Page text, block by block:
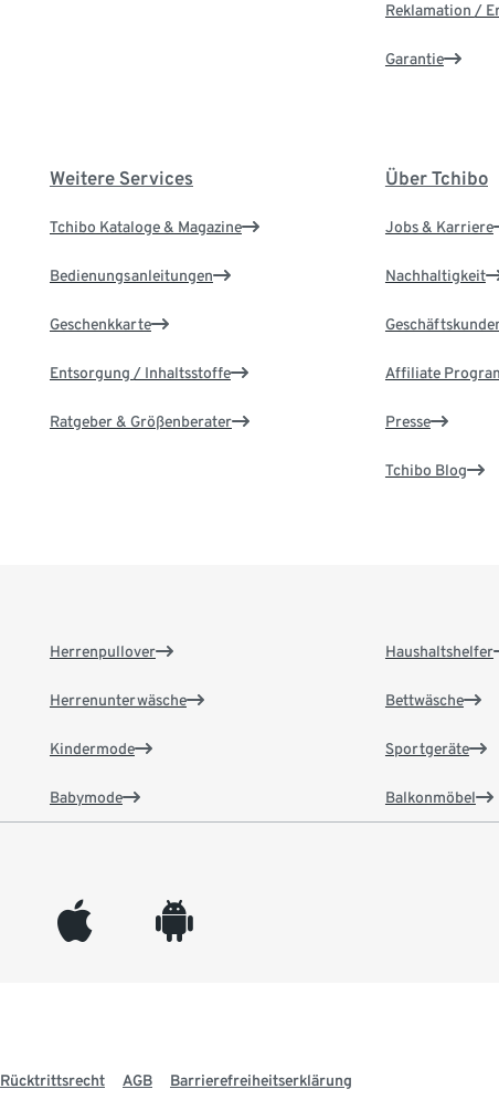
Reklamation /
Garantie
Weitere Services
Tchibo Kataloge & Magazine
Bedienungsanleitungen
Geschenkkarte
Entsorgung / Inhaltsstoffe
Ratgeber & Größenberater
Über Tchibo
Jobs & Karriere
Nachhaltigkeit
Affiliate
Presse
Tchibo Blog
Herrenpullover
Herrenunterwäsche
Kindermode
Babymode
Haushaltshelfer
Bettwäsche
Sportgeräte
Balkonmöbel
appleinc android
Rücktrittsrecht AGB Barrierefreiheitserklärung